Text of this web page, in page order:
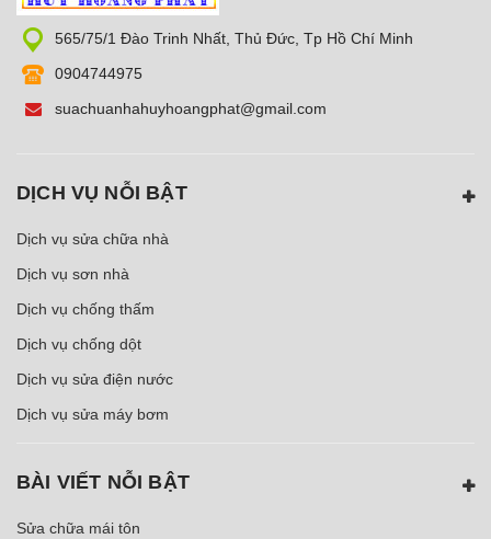
565/75/1 Đào Trinh Nhất, Thủ Đức, Tp Hồ Chí Minh
0904744975
suachuanhahuyhoangphat@gmail.com
DỊCH VỤ NỖI BẬT
Dịch vụ sửa chữa nhà
Dịch vụ sơn nhà
Dịch vụ chống thấm
Dịch vụ chống dột
Dịch vụ sửa điện nước
Dịch vụ sửa máy bơm
BÀI VIẾT NỖI BẬT
Sửa chữa mái tôn